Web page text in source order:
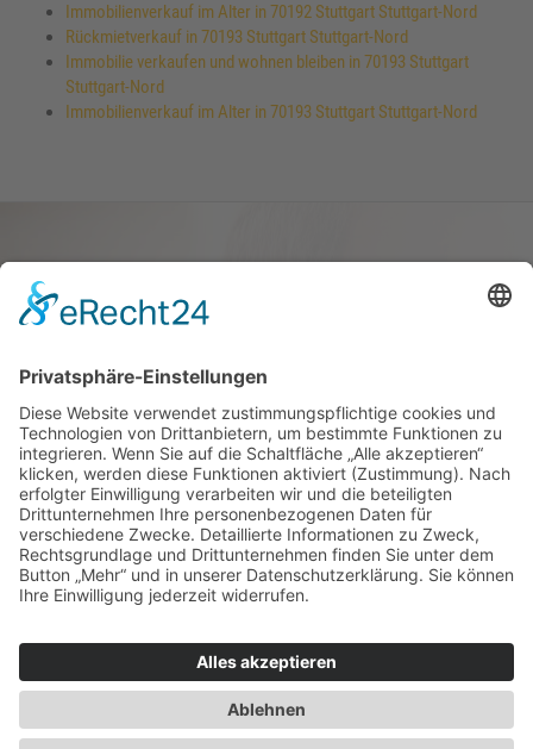
Immobilienverkauf im Alter in 70192 Stuttgart Stuttgart-Nord
Rückmietverkauf in 70193 Stuttgart Stuttgart-Nord
Immobilie verkaufen und wohnen bleiben in 70193 Stuttgart
Stuttgart-Nord
Immobilienverkauf im Alter in 70193 Stuttgart Stuttgart-Nord
verkaufen und darin
wohnen bleiben
Verkaufen Sie Ihr Haus oder Ihre
Eigen­tums­woh­nung und bleiben Sie
darin wohnen.
Jetzt Ermittlung starten »
Regional